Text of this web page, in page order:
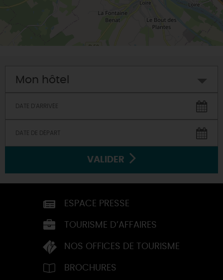
Mon hôtel
VALIDER
ESPACE PRESSE
TOURISME D’AFFAIRES
NOS OFFICES DE TOURISME
BROCHURES